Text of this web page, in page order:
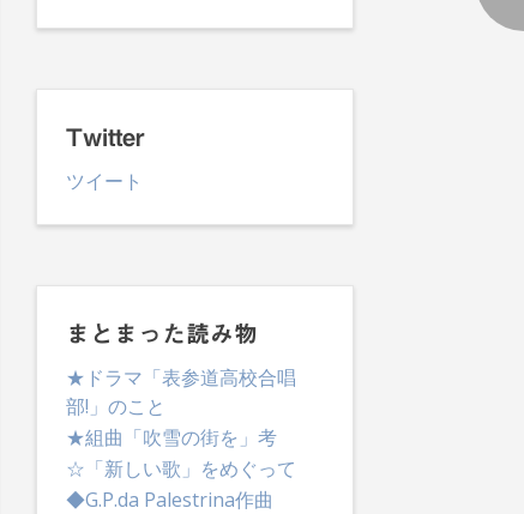
Twitter
ツイート
まとまった読み物
★ドラマ「表参道高校合唱
部!」のこと
★組曲「吹雪の街を」考
☆「新しい歌」をめぐって
◆G.P.da Palestrina作曲